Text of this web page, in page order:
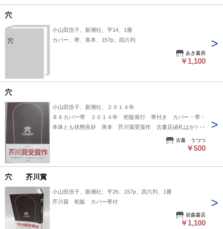
穴
穴
小山田浩子、新潮社、平14、1冊
カバー、帯、美本、157p、四六判
あき書房
￥1,100
穴
小山田浩子、新潮社、２０１４年
Ｂ６カバー帯 ２０１４年 初版発行 帯付き カバー・帯・
本体とも状態良好 美本 芥川賞受賞作 古書店値札はがし跡
古書 うつつ
￥500
穴 芥川賞
小山田浩子、新潮社、平26、157p、四六判、1冊
芥川賞 初版 カバー帯付
岩森書店
￥1,100